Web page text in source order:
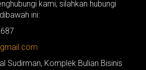
kami, silahkan hubungi
ini:
Sudirman, Komplek Bulian Bisinis